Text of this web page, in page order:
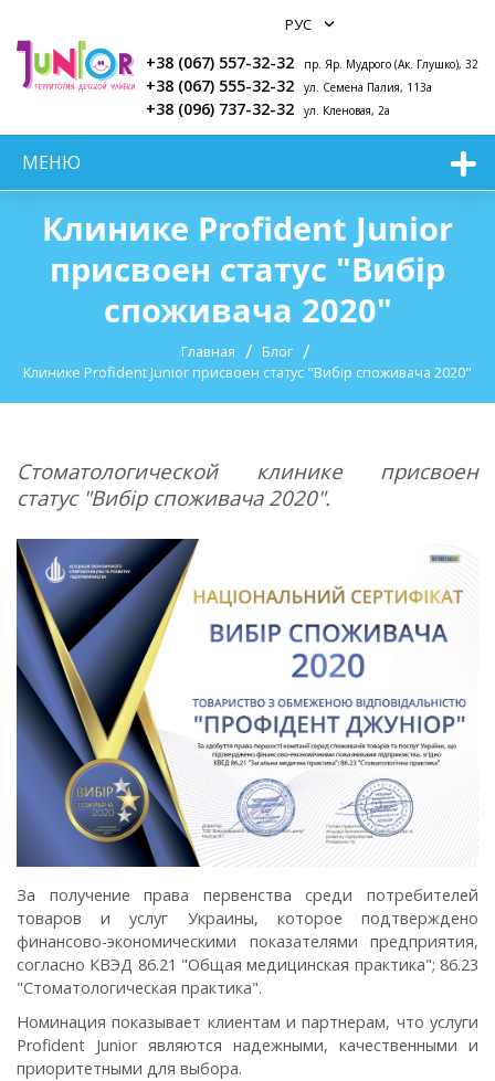
+38 (067) 557-32-32 пр. Яр. Мудрого (Ак. Глушко), 32
+38 (067) 555-32-32 ул. Семена Палия, 113а
+38 (096) 737-32-32 ул. Кленовая, 2а
МЕНЮ
Клинике Profident Junior
присвоен статус "Вибір
споживача 2020"
Главная
Блог
Клинике Profident Junior присвоен статус "Вибір споживача 2020"
Стоматологической клинике присвоен
статус "Вибір споживача 2020".
За получение права первенства среди потребителей
товаров и услуг Украины, которое подтверждено
финансово-экономическими показателями предприятия,
согласно КВЭД 86.21 "Общая медицинская практика"; 86.23
"Стоматологическая практика".
Номинация показывает клиентам и партнерам, что услуги
Profident Junior являются надежными, качественными и
приоритетными для выбора.